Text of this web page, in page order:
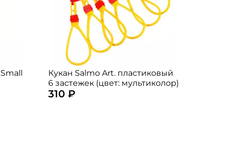
Кукан Salmo Art. пластиковый
6 застежек (цвет: мультиколор)
310 ₽